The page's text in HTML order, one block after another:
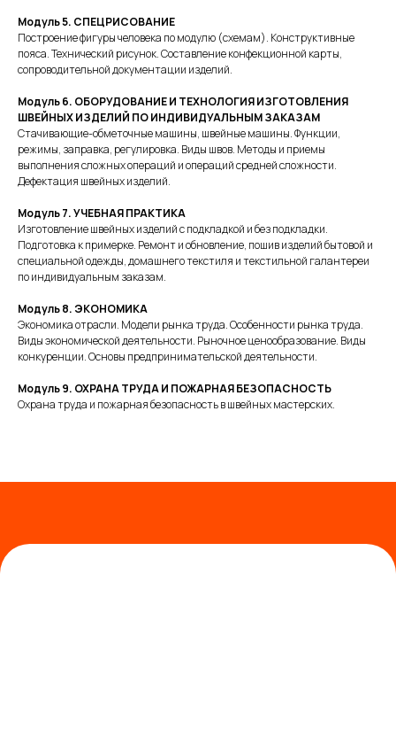
Модуль 5. СПЕЦРИСОВАНИЕ
Построение фигуры человека по модулю (схемам). Конструктивные
пояса. Технический рисунок. Составление конфекционной карты,
сопроводительной документации изделий.
Модуль 6. ОБОРУДОВАНИЕ И ТЕХНОЛОГИЯ ИЗГОТОВЛЕНИЯ
ШВЕЙНЫХ ИЗДЕЛИЙ ПО ИНДИВИДУАЛЬНЫМ ЗАКАЗАМ
Стачивающие-обметочные машины, швейные машины. Функции,
режимы, заправка, регулировка. Виды швов. Методы и приемы
выполнения сложных операций и операций средней сложности.
Дефектация швейных изделий.
Модуль 7. УЧЕБНАЯ ПРАКТИКА
Изготовление швейных изделий с подкладкой и без подкладки.
Подготовка к примерке. Ремонт и обновление, пошив изделий бытовой и
специальной одежды, домашнего текстиля и текстильной галантереи
по индивидуальным заказам.
Модуль 8. ЭКОНОМИКА
Экономика отрасли. Модели рынка труда. Особенности рынка труда.
Виды экономической деятельности. Рыночное ценообразование. Виды
конкуренции. Основы предпринимательской деятельности.
Модуль 9. ОХРАНА ТРУДА И ПОЖАРНАЯ БЕЗОПАСНОСТЬ
Охрана труда и пожарная безопасность в швейных мастерских.
Консультация по
выбору курса
В нашем учебном центре много
курсов и учебных материалов, в них
легко запутаться новичку.
Оставьте заявку на бесплатную
консультацию и мы поможем
сделать правильный выбор.
Мы позвоним вам и обсудим:чем
курсы отличаются друг от друга и
учётом вашего опыта и интересов.
Введите телефон
руководитель Zofklekalo